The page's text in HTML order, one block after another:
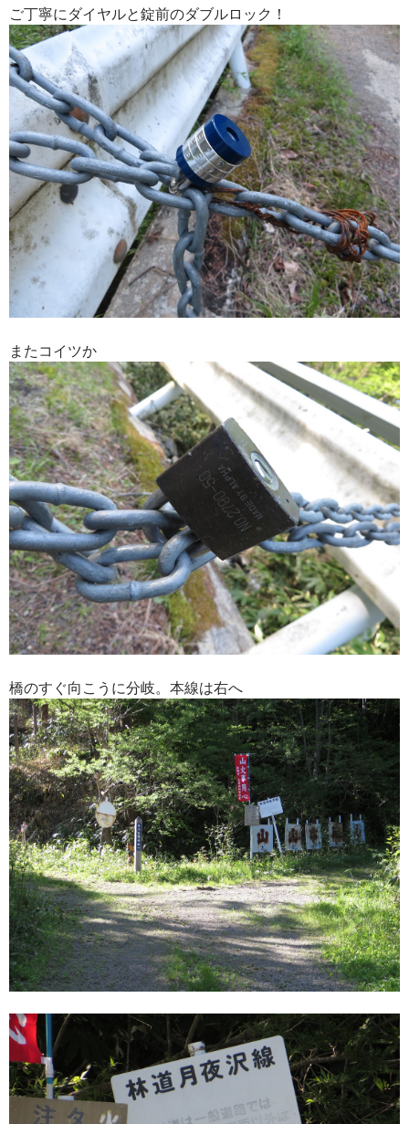
ご丁寧にダイヤルと錠前のダブルロック！
またコイツか
橋のすぐ向こうに分岐。本線は右へ